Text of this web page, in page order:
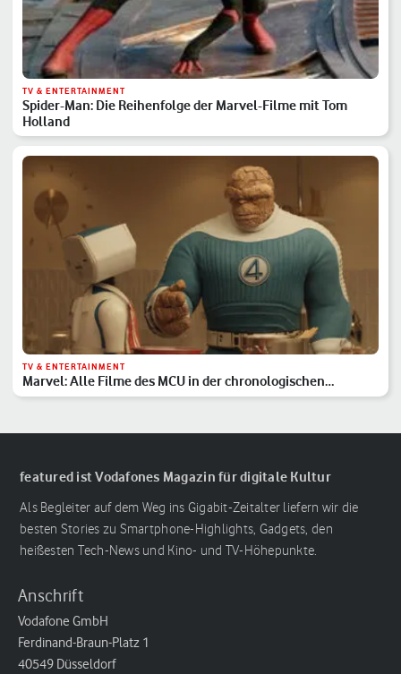
TV & ENTERTAINMENT
Spider-Man: Die Reihenfolge der Marvel-Filme mit Tom
Holland
TV & ENTERTAINMENT
Marvel: Alle Filme des MCU in der chronologischen
Reihenfolge
featured ist Vodafones Magazin für digitale Kultur
Als Begleiter auf dem Weg ins Gigabit-Zeitalter liefern wir die
besten Stories zu Smartphone-Highlights, Gadgets, den
heißesten Tech-News und Kino- und TV-Höhepunkte.
Anschrift
Vodafone GmbH
Ferdinand-Braun-Platz 1
40549 Düsseldorf